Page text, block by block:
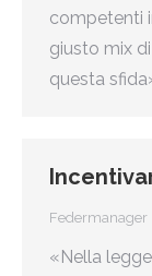
competenti
giusto mix
questa
Federmanager
«Nella